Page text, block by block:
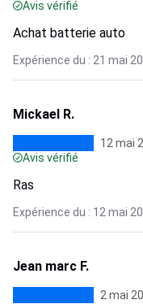
Avis vérifié
Achat batterie auto
Expérience du : 21 mai
Mickael R.
12 mai
Avis vérifié
Ras
Expérience du : 12 mai
Jean marc F.
2 mai